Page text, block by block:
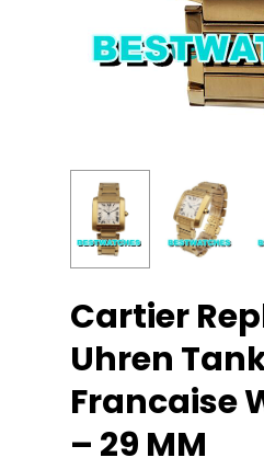
Cartier
Uhren
Francaise
– 29 MM